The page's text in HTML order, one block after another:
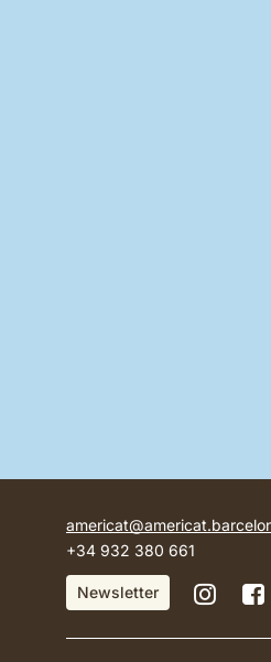
+34 932 380 661
Newsletter
Instagram
de
Amèrica
de